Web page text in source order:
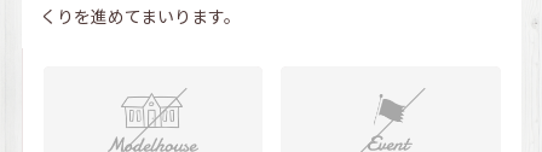
くりを進めてまいります。